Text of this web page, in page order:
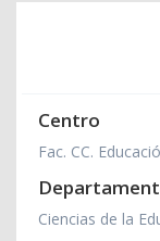
Centro
Fac. CC.
Ciencias de la